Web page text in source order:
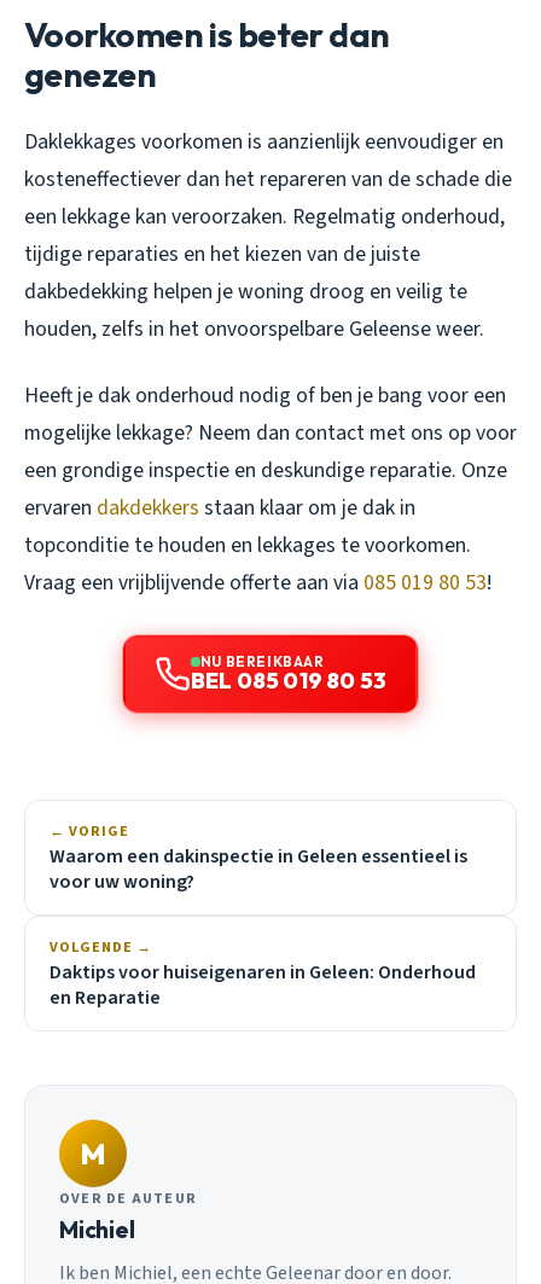
Voorkomen is beter dan
genezen
Daklekkages voorkomen is aanzienlijk eenvoudiger en
kosteneffectiever dan het repareren van de schade die
een lekkage kan veroorzaken. Regelmatig onderhoud,
tijdige reparaties en het kiezen van de juiste
dakbedekking helpen je woning droog en veilig te
houden, zelfs in het onvoorspelbare Geleense weer.
Heeft je dak onderhoud nodig of ben je bang voor een
mogelijke lekkage? Neem dan contact met ons op voor
een grondige inspectie en deskundige reparatie. Onze
ervaren dakdekkers staan klaar om je dak in
topconditie te houden en lekkages te voorkomen.
Vraag een vrijblijvende offerte aan via 085 019 80 53!
NU BEREIKBAAR
BEL 085 019 80 53
← VORIGE
Waarom een dakinspectie in Geleen essentieel is
voor uw woning?
VOLGENDE →
Daktips voor huiseigenaren in Geleen: Onderhoud
en Reparatie
M
OVER DE AUTEUR
Michiel
Ik ben Michiel, een echte Geleenar door en door.